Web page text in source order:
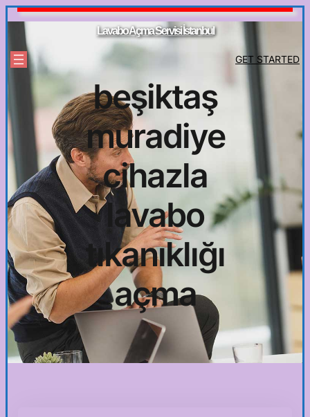
İçeriğe
Lavabo Açma Servisi İstanbul
GET STARTED
beşiktaş
muradiye
cihazla
lavabo
tıkanıklığı
açma